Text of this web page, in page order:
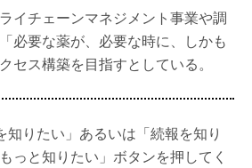
イチェーンマネジメント事業や調
必要な薬が、必要な時に、しかも
セス構築を目指すとしている。
りたい」あるいは「続報を知り
っと知りたい」ボタンを押してく